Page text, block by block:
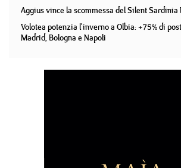
Aggius vince la scommessa del Silent Sardinia
Volotea potenzia l'inverno a Olbia: +75% di
Madrid, Bologna e Napoli